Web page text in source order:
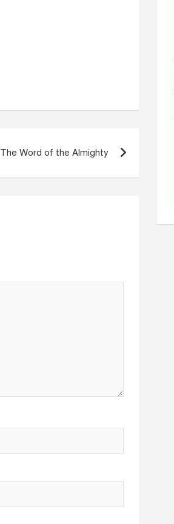
The Word of the Almighty